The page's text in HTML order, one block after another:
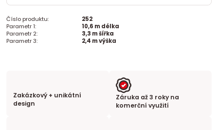
Číslo produktu:
252
Parametr 1:
10,6 m délka
Parametr 2:
3,3 m šířka
Parametr 3:
2,4 m výška
Zakázkový + unikátní
design
Záruka až 3 roky na
komerční využití